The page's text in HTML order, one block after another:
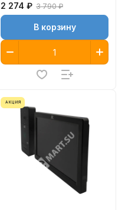
2 274 ₽ 3 790 ₽
В корзину
АКЦИЯ